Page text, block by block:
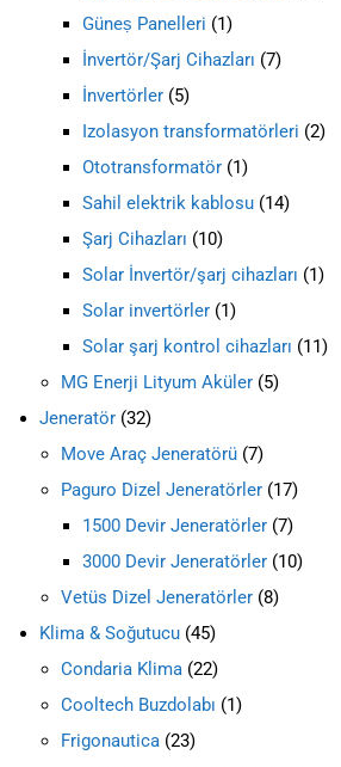
Güneṣ Panelleri
1
İnvertör/Şarj Cihazları 7
İnvertörler 5
Izolasyon transformatörleri 2
Ototransformatör 1
Sahil elektrik kablosu 14
Şarj Cihazları
10
Solar İnvertör/şarj cihazları
1
Solar invertörler 1
Solar şarj kontrol cihazları
11
MG Enerji Lityum Aküler 5
Jeneratör 32
Move Araç Jeneratörü 7
Paguro Dizel Jeneratörler 17
1500 Devir Jeneratörler 7
3000 Devir Jeneratörler 10
Vetüs Dizel Jeneratörler 8
Klima & Soğutucu 45
Condaria Klima 22
Cooltech Buzdolabı
1
Frigonautica 23